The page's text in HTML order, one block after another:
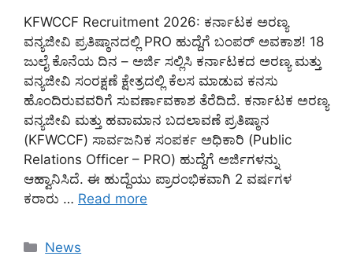
KFWCCF Recruitment 2026: ಕರ್ನಾಟಕ ಅರಣ್ಯ
ವನ್ಯಜೀವಿ ಪ್ರತಿಷ್ಠಾನದಲ್ಲಿ PRO ಹುದ್ದೆಗೆ ಬಂಪರ್ ಅವಕಾಶ! 18
ಜುಲೈ ಕೊನೆಯ ದಿನ – ಅರ್ಜಿ ಸಲ್ಲಿಸಿ ಕರ್ನಾಟಕದ ಅರಣ್ಯ ಮತ್ತು
ವನ್ಯಜೀವಿ ಸಂರಕ್ಷಣೆ ಕ್ಷೇತ್ರದಲ್ಲಿ ಕೆಲಸ ಮಾಡುವ ಕನಸು
ಹೊಂದಿರುವವರಿಗೆ ಸುವರ್ಣಾವಕಾಶ ತೆರೆದಿದೆ. ಕರ್ನಾಟಕ ಅರಣ್ಯ
ವನ್ಯಜೀವಿ ಮತ್ತು ಹವಾಮಾನ ಬದಲಾವಣೆ ಪ್ರತಿಷ್ಠಾನ
(KFWCCF) ಸಾರ್ವಜನಿಕ ಸಂಪರ್ಕ ಅಧಿಕಾರಿ (Public
Relations Officer – PRO) ಹುದ್ದೆಗೆ ಅರ್ಜಿಗಳನ್ನು
ಆಹ್ವಾನಿಸಿದೆ. ಈ ಹುದ್ದೆಯು ಪ್ರಾರಂಭಿಕವಾಗಿ 2 ವರ್ಷಗಳ
ಕರಾರು … Read more
Categories
News